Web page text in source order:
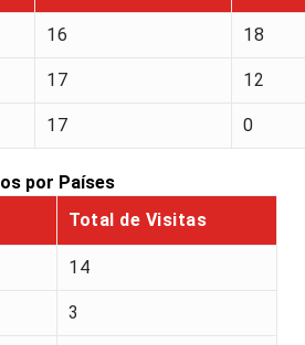
16 18
17 12
17 0
por Países
Total de Visitas
14
3